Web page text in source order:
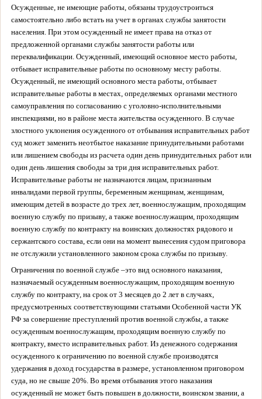
Осужденные, не имеющие работы, обязаны трудоустроиться
самостоятельно либо встать на учет в органах службы занятости
населения. При этом осужденный не имеет права на отказ от
предложенной органами службы занятости работы или
переквалификации. Осужденный, имеющий основное место работы,
отбывает исправительные работы по основному месту работы.
Осужденный, не имеющий основного места работы, отбывает
исправительные работы в местах, определяемых органами местного
самоуправления по согласованию с уголовно-исполнительными
инспекциями, но в районе места жительства осужденного. В случае
злостного уклонения осужденного от отбывания исправительных работ
суд может заменить неотбытое наказание принудительными работами
или лишением свободы из расчета один день принудительных работ или
один день лишения свободы за три дня исправительных работ.
Исправительные работы не назначаются лицам, признанным
инвалидами первой группы, беременным женщинам, женщинам,
имеющим детей в возрасте до трех лет, военнослужащим, проходящим
военную службу по призыву, а также военнослужащим, проходящим
военную службу по контракту на воинских должностях рядового и
сержантского состава, если они на момент вынесения судом приговора
не отслужили установленного законом срока службы по призыву.
Ограничения по военной службе –это вид основного наказания,
назначаемый осужденным военнослужащим, проходящим военную
службу по контракту, на срок от 3 месяцев до 2 лет в случаях,
предусмотренных соответствующими статьями Особенной части УК
РФ за совершение преступлений против военной службы, а также
осужденным военнослужащим, проходящим военную службу по
контракту, вместо исправительных работ. Из денежного содержания
осужденного к ограничению по военной службе производятся
удержания в доход государства в размере, установленном приговором
суда, но не свыше 20%. Во время отбывания этого наказания
осужденный не может быть повышен в должности, воинском звании, а